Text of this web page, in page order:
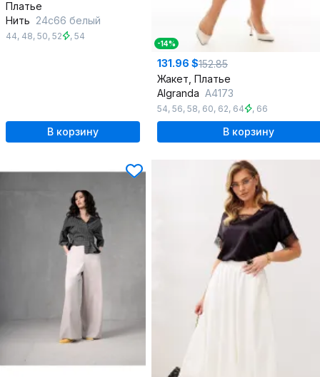
Платье
Нить 24с66 белый
44, 48, 50, 52 , 54
В корзину
-14%
131.96 $152.85
Жакет, Платье
Algranda A4173
54, 56, 58, 60, 62, 64 , 66
В корзину